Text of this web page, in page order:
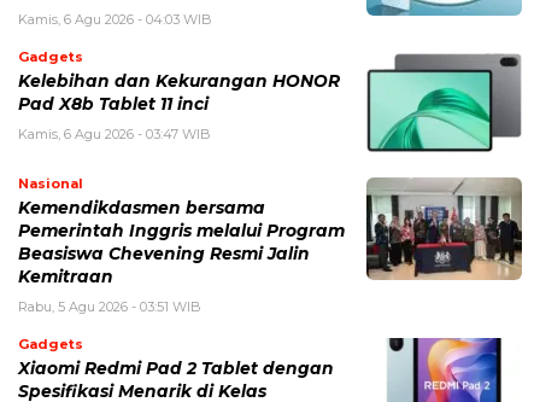
Kamis, 6 Agu 2026 - 04:03 WIB
Gadgets
Kelebihan dan Kekurangan HONOR
Pad X8b Tablet 11 inci
Kamis, 6 Agu 2026 - 03:47 WIB
Nasional
Kemendikdasmen bersama
Pemerintah Inggris melalui Program
Beasiswa Chevening Resmi Jalin
Kemitraan
Rabu, 5 Agu 2026 - 03:51 WIB
Gadgets
Xiaomi Redmi Pad 2 Tablet dengan
Spesifikasi Menarik di Kelas